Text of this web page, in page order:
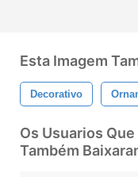
Esta Imagem
Decorativo
Os Usuarios
Também